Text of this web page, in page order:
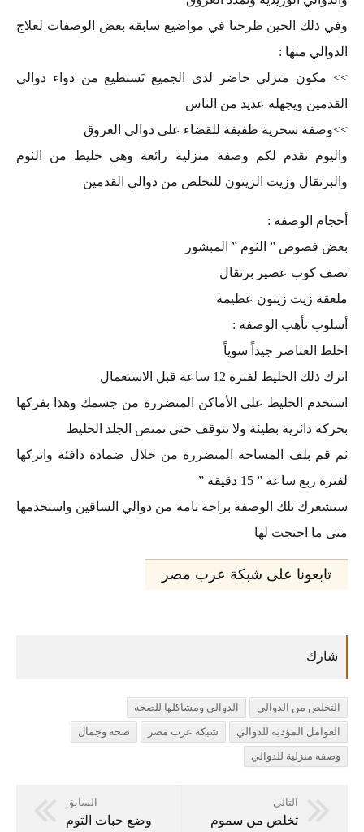
وفي ذلك الحين طرحنا في مواضيع سابقة بعض الوصفات لعلاج
الدوالي منها :
>> مكون منزلي حاضر لدى الجميع تَستطيع من دواء دوالي
القدمين ويجهله عديد من الناس
>>وصفة سحرية طفيفة للقضاء على دوالي العروق
واليوم نقدم لكم وصفة منزلية رائعة وهي خليط من الثوم
والبرتقال وزيت الزيتون للتخلص من دوالي القدمين
أحجام الوصفة :
بعض فصوص ” الثوم ” المبشور
نصف كوب عصير برتقال
ملعقة زيت زيتون عظيمة
أسلوب تأهب الوصفة :
اخلط العناصر جيداً سوياً
اترك ذلك الخليط لفترة 12 ساعة قبل الاستعمال
استخدم الخليط على الأماكن المتضررة من جسمك وهذا بفركها
بحركة دائرية بطيئة ولا تتوقف حتى تمتص الجلد الخليط
ثم قم بلف المساحة المتضررة من خلال ضمادة دافئة واتركها
لفترة ربع ساعة ” 15 دقيقة ”
ستشعرك تلك الوصفة براحة تامة من دوالي الساقين واستخدمها
متى ما احتجت لها
تابعونا على شبكة عرب مصر
التخلص من الدوالي
الدوالي ومشاكلها للصحه
العوامل المؤديه للدوالي
شبكة عرب مصر
صحه وجمال
وصفه منزلية للدوالي
التالي
تخلص من سموم
السابق
وضع حبات الثوم